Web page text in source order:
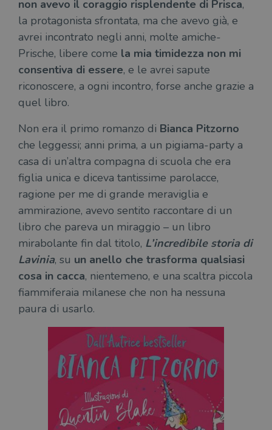
non avevo il coraggio risplendente di Prisca,
la protagonista sfrontata, ma che avevo già, e
avrei incontrato negli anni, molte amiche-
Prische, libere come la mia timidezza non mi
consentiva di essere, e le avrei sapute
riconoscere, a ogni incontro, forse anche grazie a
quel libro.
Non era il primo romanzo di Bianca Pitzorno
che leggessi; anni prima, a un pigiama-party a
casa di un’altra compagna di scuola che era
figlia unica e diceva tantissime parolacce,
ragione per me di grande meraviglia e
ammirazione, avevo sentito raccontare di un
libro che pareva un miraggio – un libro
mirabolante fin dal titolo, L’incredibile storia di
Lavinia, su un anello che trasforma qualsiasi
cosa in cacca, nientemeno, e una scaltra piccola
fiammiferaia milanese che non ha nessuna
paura di usarlo.